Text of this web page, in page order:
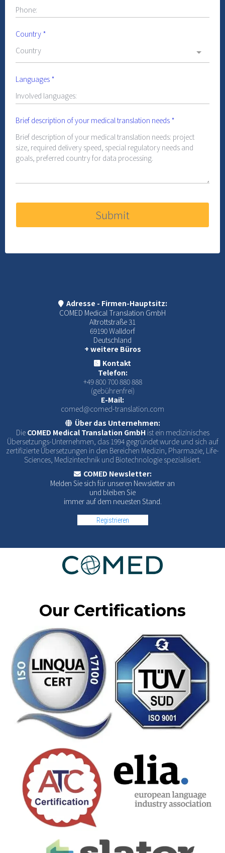
Country *
Country
Languages *
Brief description of your medical translation needs *
Submit
Adresse - Firmen-Hauptsitz:
COMED Medical Translation GmbH
Altrottstraße 31
69190 Walldorf
Deutschland
+ weitere Büros
Kontakt
Telefon:
+49 800 700 880 888
(gebührenfrei)
E-Mail:
comed@comed-translation.com
Über das Unternehmen:
Die COMED Medical Translation GmbHist ein medizinisches
Übersetzungs-Unternehmen, das 1994 gegründet wurde und sich auf
zertifizierte Übersetzungen in den Bereichen Medizin, Pharmazie, Life-
Sciences, Medizintechnik und Biotechnologie spezialisiert.
COMED Newsletter:
Melden Sie sich für unseren Newsletter an
und bleiben Sie
immer auf dem neuesten Stand.
Registrieren
Our Certifications